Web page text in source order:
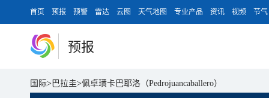
首页 预报 预警 雷达 云图 天气地图 专业产品 资讯 视频 节气
预报
国际> 巴拉圭>佩卓璜卡巴耶洛（Pedrojuancaballero）